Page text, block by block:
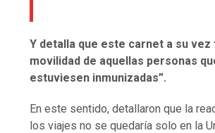
Y detalla que este carnet a su vez
movilidad de aquellas personas
estuviesen inmunizadas”.
En este sentido, detallaron que la
los viajes no se quedaría solo en la